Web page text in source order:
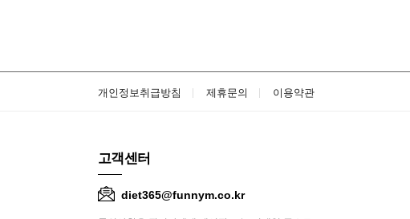
개인정보취급방침 제휴문의 이용약관
고객센터
diet365@funnym.co.kr